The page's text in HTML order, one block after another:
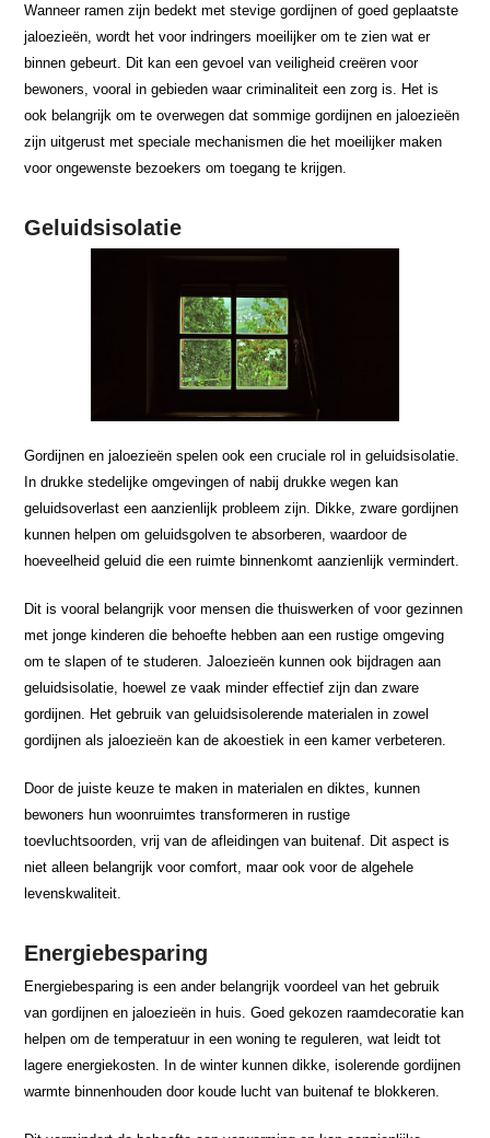
Wanneer ramen zijn bedekt met stevige gordijnen of goed geplaatste
jaloezieën, wordt het voor indringers moeilijker om te zien wat er
binnen gebeurt. Dit kan een gevoel van veiligheid creëren voor
bewoners, vooral in gebieden waar criminaliteit een zorg is. Het is
ook belangrijk om te overwegen dat sommige gordijnen en jaloezieën
zijn uitgerust met speciale mechanismen die het moeilijker maken
voor ongewenste bezoekers om toegang te krijgen.
Geluidsisolatie
Gordijnen en jaloezieën spelen ook een cruciale rol in geluidsisolatie.
In drukke stedelijke omgevingen of nabij drukke wegen kan
geluidsoverlast een aanzienlijk probleem zijn. Dikke, zware gordijnen
kunnen helpen om geluidsgolven te absorberen, waardoor de
hoeveelheid geluid die een ruimte binnenkomt aanzienlijk vermindert.
Dit is vooral belangrijk voor mensen die thuiswerken of voor gezinnen
met jonge kinderen die behoefte hebben aan een rustige omgeving
om te slapen of te studeren. Jaloezieën kunnen ook bijdragen aan
geluidsisolatie, hoewel ze vaak minder effectief zijn dan zware
gordijnen. Het gebruik van geluidsisolerende materialen in zowel
gordijnen als jaloezieën kan de akoestiek in een kamer verbeteren.
Door de juiste keuze te maken in materialen en diktes, kunnen
bewoners hun woonruimtes transformeren in rustige
toevluchtsoorden, vrij van de afleidingen van buitenaf. Dit aspect is
niet alleen belangrijk voor comfort, maar ook voor de algehele
levenskwaliteit.
Energiebesparing
Energiebesparing is een ander belangrijk voordeel van het gebruik
van gordijnen en jaloezieën in huis. Goed gekozen raamdecoratie kan
helpen om de temperatuur in een woning te reguleren, wat leidt tot
lagere energiekosten. In de winter kunnen dikke, isolerende gordijnen
warmte binnenhouden door koude lucht van buitenaf te blokkeren.